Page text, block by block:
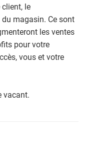
client, le
magasin. Ce sont
les ventes
pour votre
vous et votre
vacant.